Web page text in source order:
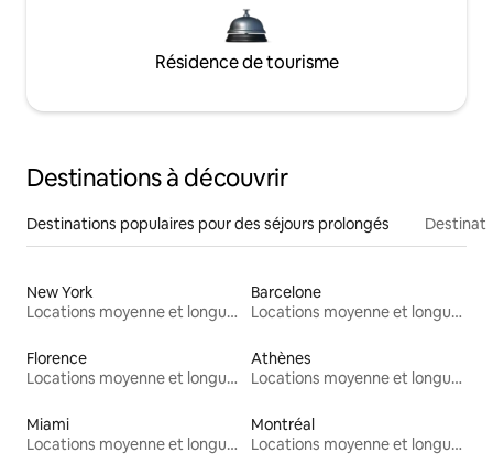
Résidence de tourisme
Destinations à découvrir
Destinations populaires pour des séjours prolongés
New York
Locations moyenne et longue durée
Barcelone
Locations moyenne et longue durée
Florence
Locations moyenne et longue durée
Athènes
Locations moyenne et longue durée
Miami
Locations moyenne et longue durée
Montréal
Locations moyenne et longue durée